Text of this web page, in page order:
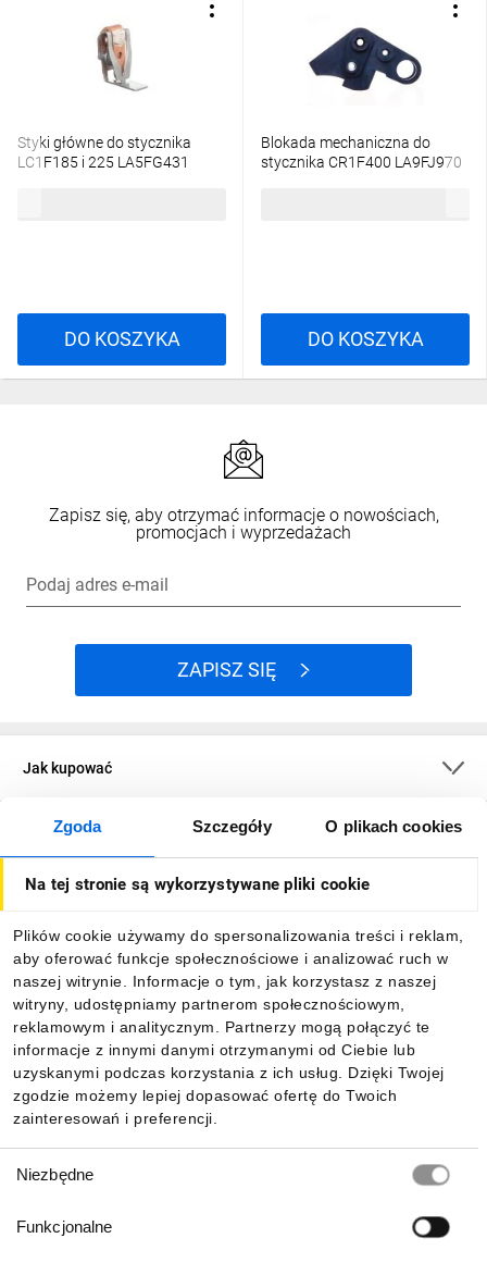
Zgoda Szczegóły O plikach cookies
Na tej stronie są wykorzystywane pliki cookie
Plików cookie używamy do spersonalizowania treści i reklam,
aby oferować funkcje społecznościowe i analizować ruch w
naszej witrynie. Informacje o tym, jak korzystasz z naszej
witryny, udostępniamy partnerom społecznościowym,
reklamowym i analitycznym. Partnerzy mogą połączyć te
informacje z innymi danymi otrzymanymi od Ciebie lub
uzyskanymi podczas korzystania z ich usług. Dzięki Twojej
zgodzie możemy lepiej dopasować ofertę do Twoich
zainteresowań i preferencji.
zgody
Niezbędne
Funkcjonalne
Styki główne do stycznika
LC1F185 i 225 LA5FG431
DO KOSZYKA
Blokada mechaniczna do
stycznika CR1F400 LA9FJ970
DO KOSZYKA
Zapisz się, aby otrzymać informacje o nowościach,
promocjach i wyprzedażach
Podaj adres e-mail
ZAPISZ SIĘ
Jak kupować
O firmie
Informacje
Pobierz naszą aplikację mobilną: